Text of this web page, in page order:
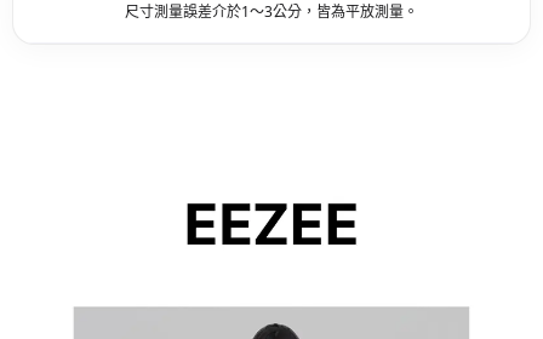
尺寸測量誤差介於1～3公分，皆為平放測量。